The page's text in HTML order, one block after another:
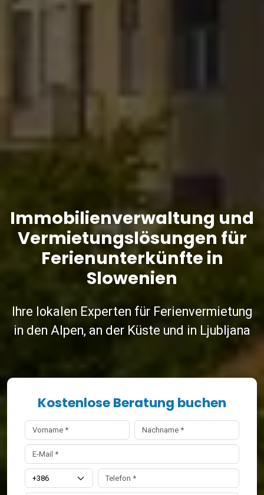
Immobilienverwaltung und
Vermietungslösungen für
Ferienunterkünfte in
Slowenien
Ihre lokalen Experten für Ferienvermietung
in den Alpen, an der Küste und in Ljubljana
Kostenlose Beratung buchen